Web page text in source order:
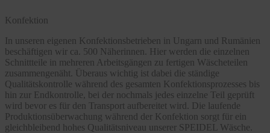
Konfektion
In unseren eigenen Konfektionsbetrieben in Ungarn und Rumänien
beschäftigen wir ca. 500 Näherinnen. Hier werden die einzelnen
Schnittteile in mehreren Arbeitsgängen zu fertigen Wäscheteilen
zusammengenäht. Überaus wichtig ist dabei die ständige
Qualitätskontrolle während des gesamten Konfektionsprozesses bis
hin zur Endkontrolle, bei der nochmals jedes einzelne Teil geprüft
wird bevor es für den Transport aufbereitet wird. Die laufende
Produktionsüberwachung während der Konfektion sorgt für ein
gleichbleibend hohes Qualitätsniveau unserer SPEIDEL Wäsche.